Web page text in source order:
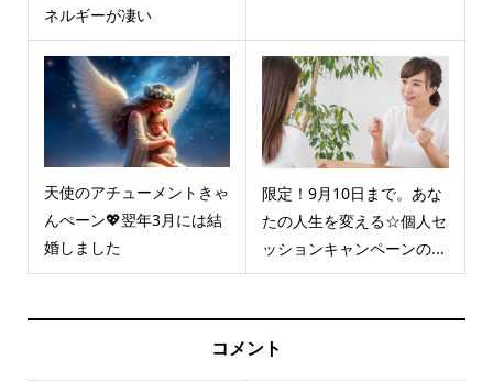
ネルギーが凄い
天使のアチューメントきゃ
んぺーン💖翌年3月には結
婚しました
限定！9月10日まで。あな
たの人生を変える☆個人セ
ッションキャンペーンの...
コメント